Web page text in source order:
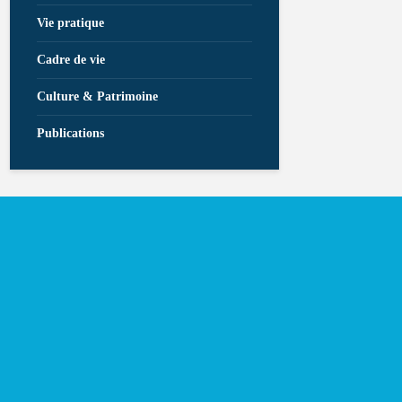
Vie pratique
Cadre de vie
Culture & Patrimoine
Publications